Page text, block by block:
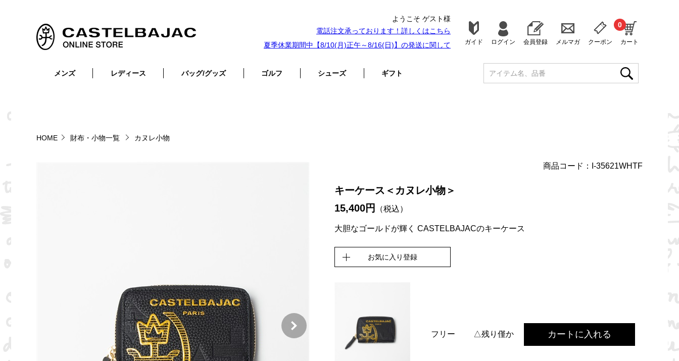
ようこそ ゲスト様
電話注文承っております！詳しくはこちら
夏季休業期間中【8/10(月)正午～8/16(日)】の発送に関して
ガイド ログイン 会員登録 メルマガ クーポン カート
0
メンズ レディース バッグ/グッズ ゴルフ シューズ ギフト
HOME 財布・小物一覧 カヌレ小物
商品コード：I-35621WHTF
キーケース＜カヌレ小物＞
15,400円
（税込）
大胆なゴールドが輝く CASTELBAJACのキーケース
お気に入り登録
フリー △残り僅か カートに入れる